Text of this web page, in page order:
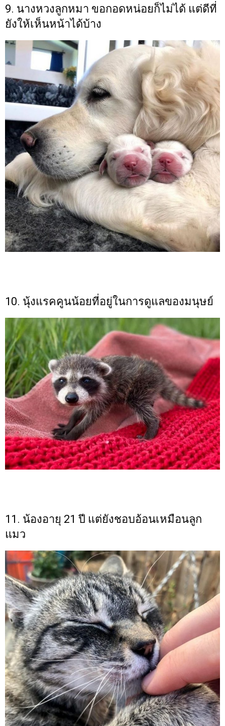
9. นางหวงลูกหมา ขอกอดหน่อยก็ไม่ได้ แต่ดีที่
ยังให้เห็นหน้าได้บ้าง
10. นุ้งแรคคูนน้อยที่อยู่ในการดูแลของมนุษย์
11. น้องอายุ 21 ปี แต่ยังชอบอ้อนเหมือนลูก
แมว